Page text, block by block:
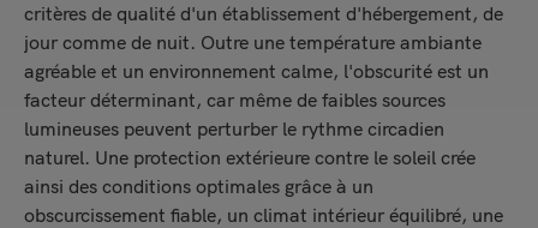
critères de qualité d'un établissement d'hébergement, de
jour comme de nuit. Outre une température ambiante
agréable et un environnement calme, l'obscurité est un
facteur déterminant, car même de faibles sources
lumineuses peuvent perturber le rythme circadien
naturel. Une protection extérieure contre le soleil crée
ainsi des conditions optimales grâce à un
obscurcissement fiable, un climat intérieur équilibré, une